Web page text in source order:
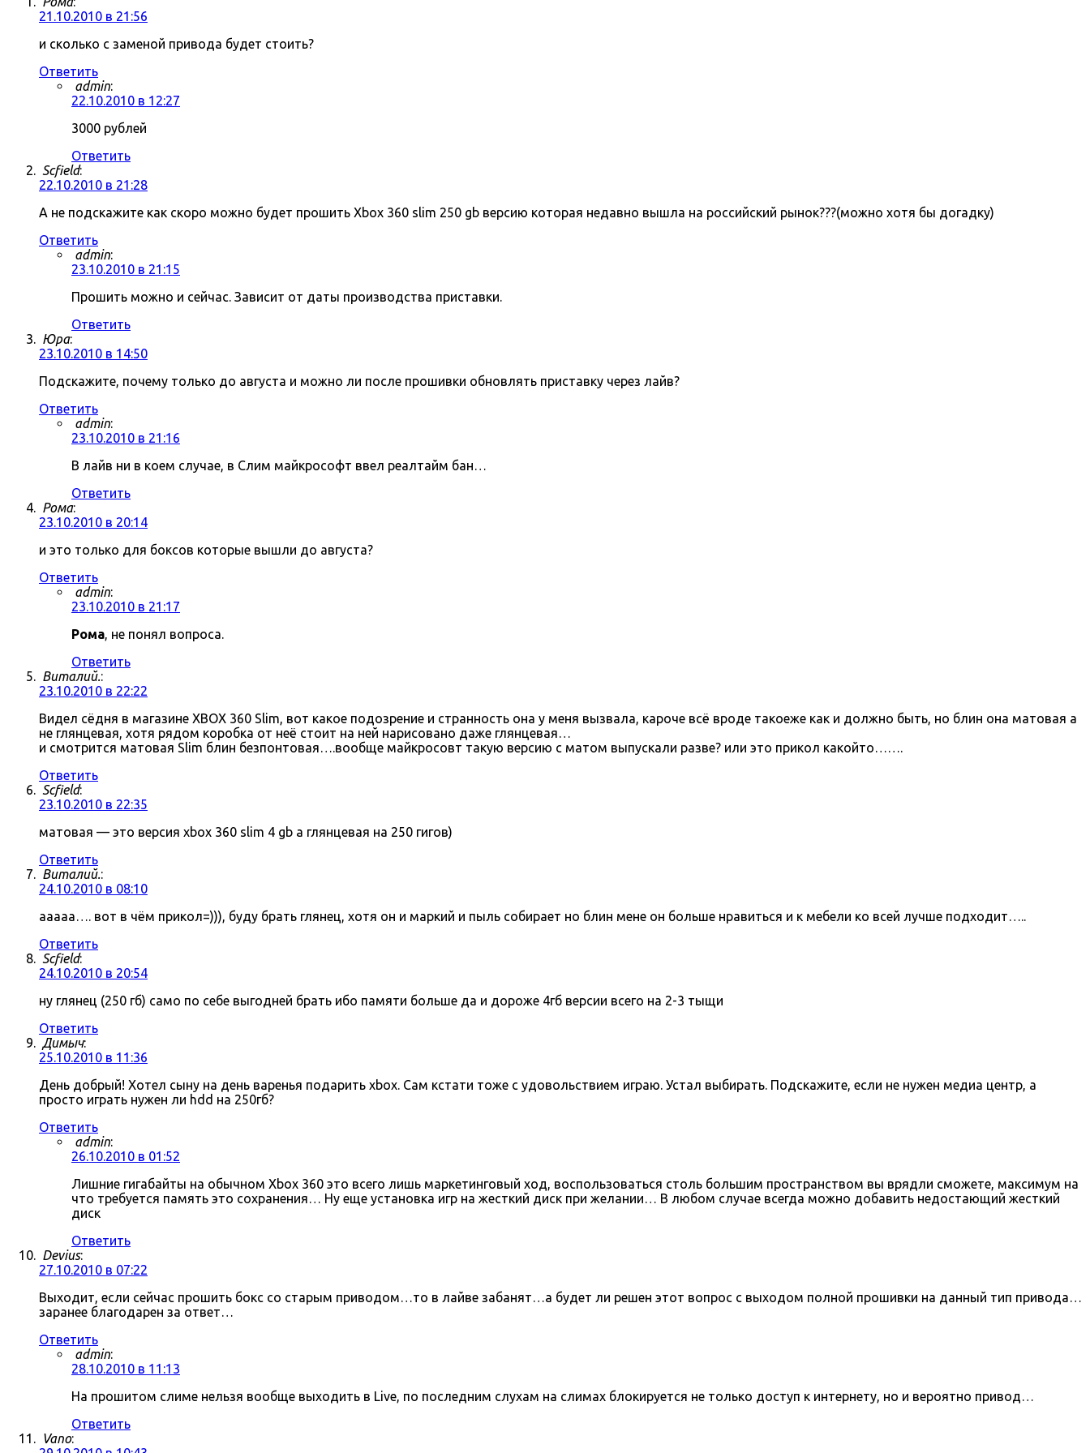
21.10.2010 в 21:56
и сколько с заменой привода будет стоить?
Ответить
admin:
22.10.2010 в 12:27
3000 рублей
Ответить
Scfield:
22.10.2010 в 21:28
А не подскажите как скоро можно будет прошить Xbox 360 slim 250 gb версию которая недавно вышла на российский рынок???(можно хотя бы догадку)
Ответить
admin:
23.10.2010 в 21:15
Прошить можно и сейчас. Зависит от даты производства приставки.
Ответить
Юра:
23.10.2010 в 14:50
Подскажите, почему только до августа и можно ли после прошивки обновлять приставку через лайв?
Ответить
admin:
23.10.2010 в 21:16
В лайв ни в коем случае, в Слим майкрософт ввел реалтайм бан…
Ответить
Рома:
23.10.2010 в 20:14
и это только для боксов которые вышли до августа?
Ответить
admin:
23.10.2010 в 21:17
Рома, не понял вопроса.
Ответить
Виталий.:
23.10.2010 в 22:22
Видел сёдня в магазине XBOX 360 Slim, вот какое подозрение и странность она у меня вызвала, кароче всё вроде такоеже как и должно быть, но блин она матовая а
не глянцевая, хотя рядом коробка от неё стоит на ней нарисовано даже глянцевая…
и смотрится матовая Slim блин безпонтовая….вообще майкросовт такую версию с матом выпускали разве? или это прикол какойто…….
Ответить
Scfield:
23.10.2010 в 22:35
матовая — это версия xbox 360 slim 4 gb а глянцевая на 250 гигов)
Ответить
Виталий.:
24.10.2010 в 08:10
ааааа…. вот в чём прикол=))), буду брать глянец, хотя он и маркий и пыль собирает но блин мене он больше нравиться и к мебели ко всей лучше подходит…..
Ответить
Scfield:
24.10.2010 в 20:54
ну глянец (250 гб) само по себе выгодней брать ибо памяти больше да и дороже 4гб версии всего на 2-3 тыщи
Ответить
Димыч:
25.10.2010 в 11:36
День добрый! Хотел сыну на день варенья подарить xbox. Сам кстати тоже с удовольствием играю. Устал выбирать. Подскажите, если не нужен медиа центр, а
просто играть нужен ли hdd на 250гб?
Ответить
admin:
26.10.2010 в 01:52
Лишние гигабайты на обычном Xbox 360 это всего лишь маркетинговый ход, воспользоваться столь большим пространством вы врядли сможете, максимум на
что требуется память это сохранения… Ну еще установка игр на жесткий диск при желании… В любом случае всегда можно добавить недостающий жесткий
диск
Ответить
Devius:
27.10.2010 в 07:22
Выходит, если сейчас прошить бокс со старым приводом…то в лайве забанят…а будет ли решен этот вопрос с выходом полной прошивки на данный тип привода…
заранее благодарен за ответ…
Ответить
admin:
28.10.2010 в 11:13
На прошитом слиме нельзя вообще выходить в Live, по последним слухам на слимах блокируется не только доступ к интернету, но и вероятно привод…
Ответить
Vano: